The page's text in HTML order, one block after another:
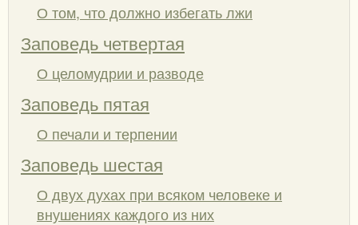
О том, что должно избегать лжи
Заповедь четвертая
О целомудрии и разводе
Заповедь пятая
О печали и терпении
Заповедь шестая
О двух духах при всяком человеке и
внушениях каждого из них